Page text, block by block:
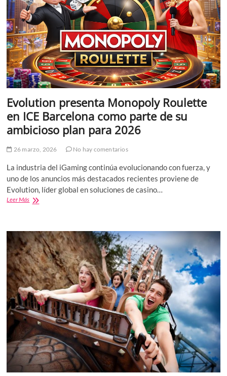
Evolution presenta Monopoly Roulette
en ICE Barcelona como parte de su
ambicioso plan para 2026
26 marzo, 2026 No hay comentarios
La industria del iGaming continúa evolucionando con fuerza, y
uno de los anuncios más destacados recientes proviene de
Evolution, líder global en soluciones de casino…
Leer MásEvolution
en
ICE
Barcelona
como
parte
de
su
ambicioso
plan
para
2026